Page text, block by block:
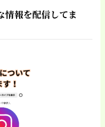
情報を配信してま